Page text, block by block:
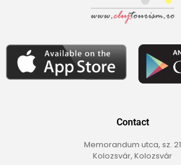
Contact
Memorandum utca, sz. 21
Kolozsvár, Kolozsvár